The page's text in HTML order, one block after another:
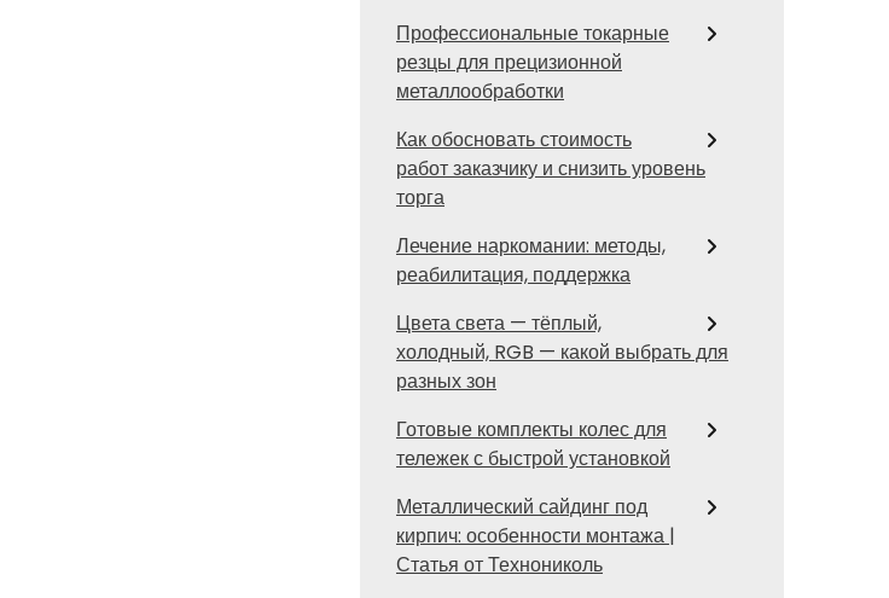
Профессиональные токарные
резцы для прецизионной
металлообработки
Как обосновать стоимость
работ заказчику и снизить уровень
торга
Лечение наркомании: методы,
реабилитация, поддержка
Цвета света — тёплый,
холодный, RGB — какой выбрать для
разных зон
Готовые комплекты колес для
тележек с быстрой установкой
Металлический сайдинг под
кирпич: особенности монтажа |
Статья от Технониколь